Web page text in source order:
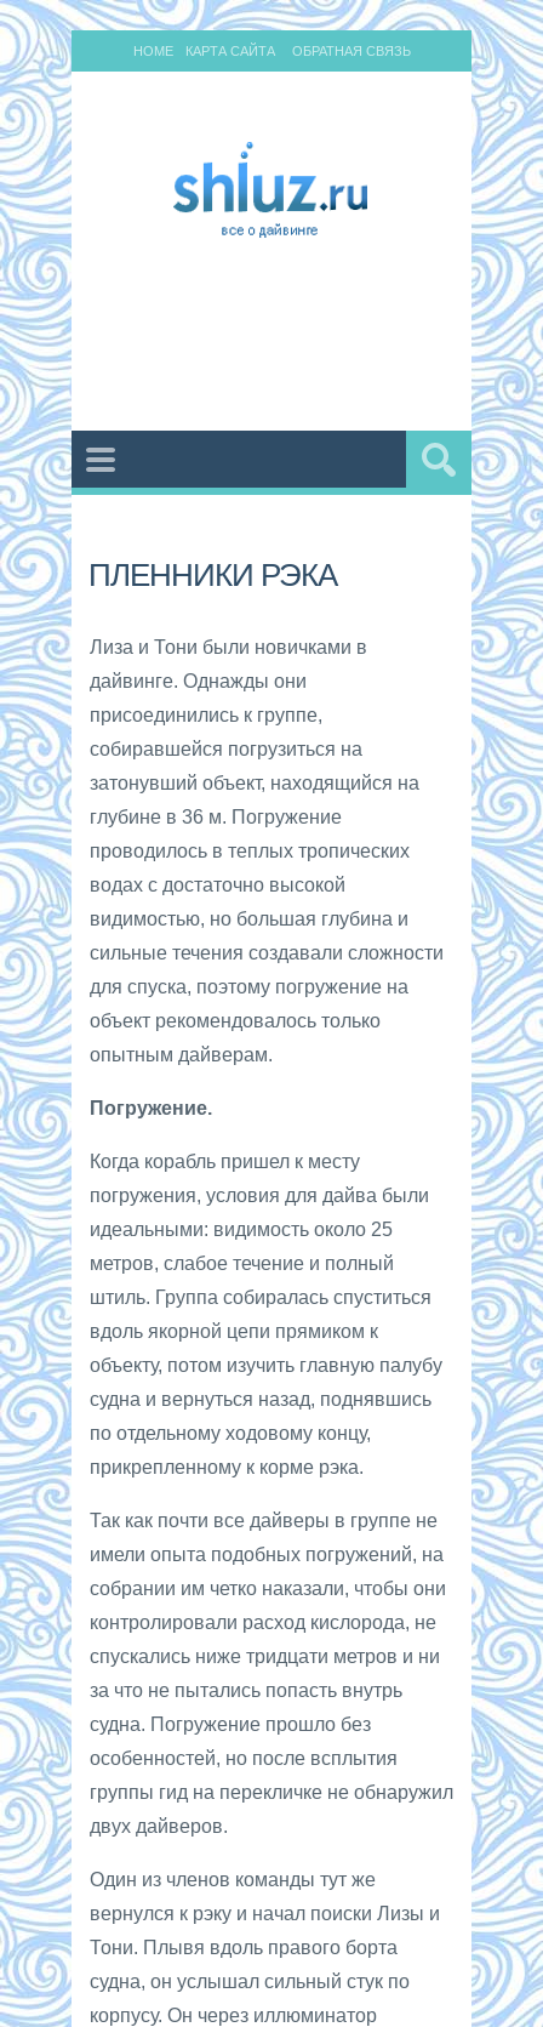
HOME КАРТА САЙТА ОБРАТНАЯ СВЯЗЬ
ПЛЕННИКИ РЭКА
Лиза и Тони были новичками в
дайвинге. Однажды они
присоединились к группе,
собиравшейся погрузиться на
затонувший объект, находящийся на
глубине в 36 м. Погружение
проводилось в теплых тропических
водах с достаточно высокой
видимостью, но большая глубина и
сильные течения создавали сложности
для спуска, поэтому погружение на
объект рекомендовалось только
опытным дайверам.
Погружение.
Когда корабль пришел к месту
погружения, условия для дайва были
идеальными: видимость около 25
метров, слабое течение и полный
штиль. Группа собиралась спуститься
вдоль якорной цепи прямиком к
объекту, потом изучить главную палубу
судна и вернуться назад, поднявшись
по отдельному ходовому концу,
прикрепленному к корме рэка.
Так как почти все дайверы в группе не
имели опыта подобных погружений, на
собрании им четко наказали, чтобы они
контролировали расход кислорода, не
спускались ниже тридцати метров и ни
за что не пытались попасть внутрь
судна. Погружение прошло без
особенностей, но после всплытия
группы гид на перекличке не обнаружил
двух дайверов.
Один из членов команды тут же
вернулся к рэку и начал поиски Лизы и
Тони. Плывя вдоль правого борта
судна, он услышал сильный стук по
корпусу. Он через иллюминатор